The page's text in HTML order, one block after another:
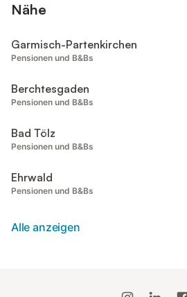
Nähe
Garmisch-Partenkirchen
Pensionen und B&Bs
Berchtesgaden
Pensionen und B&Bs
Bad Tölz
Pensionen und B&Bs
Ehrwald
Pensionen und B&Bs
Alle anzeigen